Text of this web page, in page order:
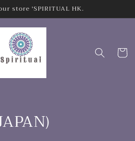
store 'SPIRITUAL HK.
物